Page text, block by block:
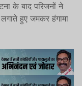
के बाद परिजनों ने
हुए जमकर हंगामा